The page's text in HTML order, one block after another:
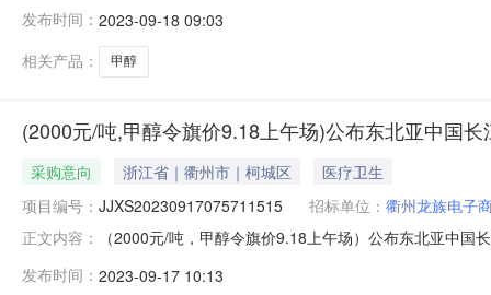
场）公布东北亚中国长江口“甲醇”中下游主体采购意向
发布时间： 2023-09-18 09:03
相关产品：
甲醇
(2000元/吨,甲醇令旗价9.18上午场)公布东北亚中国
采购意向 浙江省｜衢州市｜柯城区
医疗卫生
项目编号： JJXS20230917075711515 招标单位： 衢州龙族电子
正文内容：
（2000元/吨，甲醇令旗价9.18上午场）公布东北亚中
场）公布东北亚中国长江口“甲醇”中下游主体采购意向
发布时间： 2023-09-17 10:13